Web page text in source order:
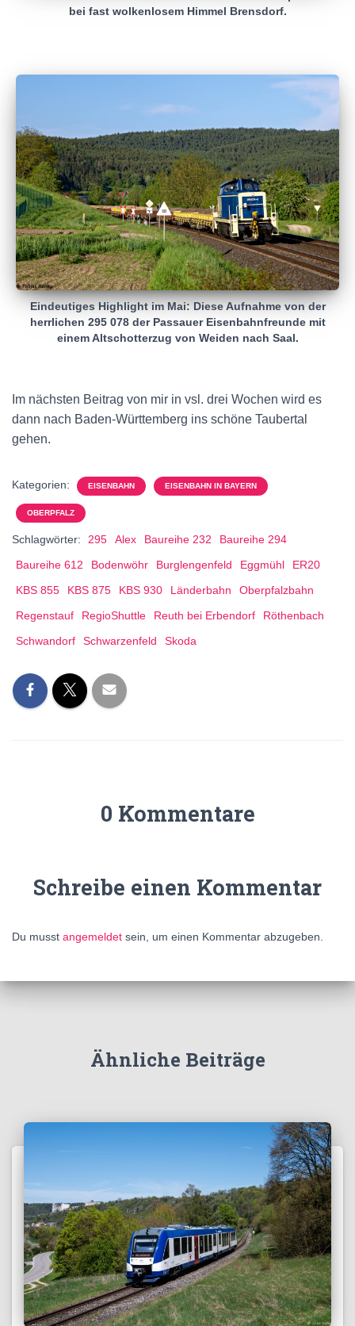
bei fast wolkenlosem Himmel Brensdorf.
Eindeutiges Highlight im Mai: Diese Aufnahme von der
herrlichen 295 078 der Passauer Eisenbahnfreunde mit
einem Altschotterzug von Weiden nach Saal.
Im nächsten Beitrag von mir in vsl. drei Wochen wird es
dann nach Baden-Württemberg ins schöne Taubertal
gehen.
Kategorien: EISENBAHN EISENBAHN IN BAYERN
OBERPFALZ
Schlagwörter: 295 Alex Baureihe 232
Baureihe 294
Baureihe 612
Bodenwöhr Burglengenfeld Eggmühl
ER20
KBS 855
KBS 875 KBS 930 Länderbahn
Oberpfalzbahn
Regenstauf
RegioShuttle Reuth bei Erbendorf
Röthenbach
Schwandorf
Schwarzenfeld Skoda
0 Kommentare
Schreibe einen Kommentar
Du musst angemeldet sein, um einen Kommentar abzugeben.
Ähnliche Beiträge